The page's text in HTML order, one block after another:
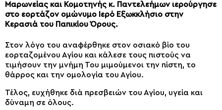
Μαρωνείας και Κομοτηνής κ. Παντελεήμων ιερούργησε
στο εορτάζον ομώνυμο Ιερό Εξωκκλήσιο στην
Κερασιά του Παπικίου Όρους.
Στον λόγο του αναφέρθηκε στον οσιακό βίο του
εορταζομένου Αγίου και κάλεσε τους πιστούς να
τιμήσουν την μνήμη Του μιμούμενοι την πίστη, το
θάρρος και την ομολογία του Αγίου.
Τέλος, ευχήθηκε διά πρεσβειών του Αγίου, υγεία και
δύναμη σε όλους.